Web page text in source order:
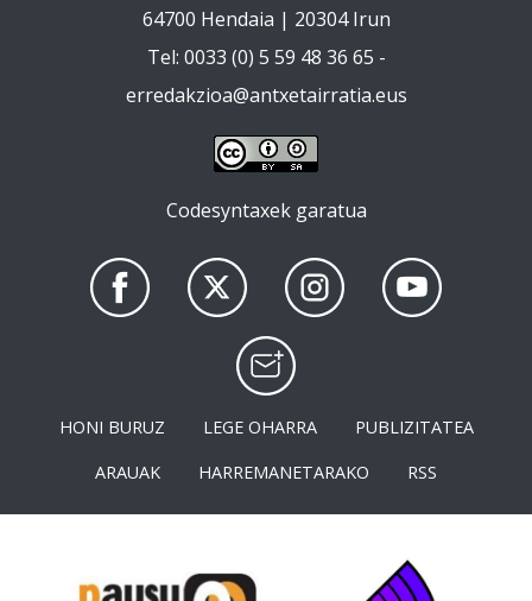
64700 Hendaia | 20304 Irun
Tel: 0033 (0) 5 59 48 36 65 -
erredakzioa@antxetairratia.eus
Codesyntaxek garatua
HONI BURUZ LEGE OHARRA
PUBLIZITATEA
ARAUAK
HARREMANETARAKO RSS